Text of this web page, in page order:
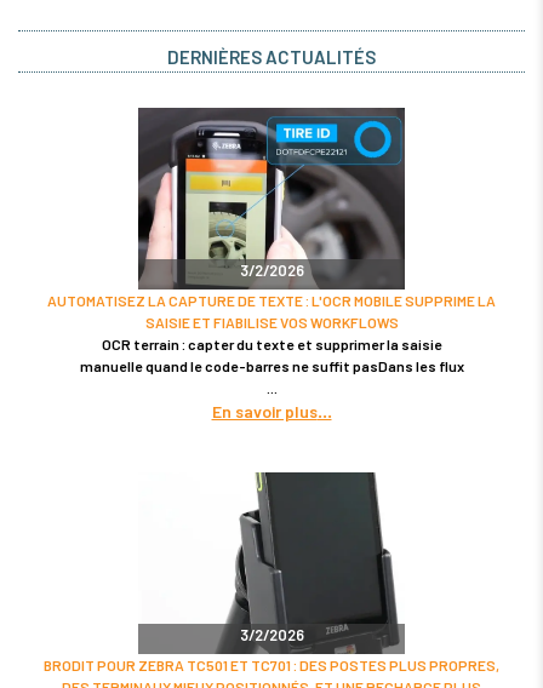
DERNIÈRES ACTUALITÉS
3/2/2026
AUTOMATISEZ LA CAPTURE DE TEXTE : L'OCR MOBILE SUPPRIME LA
SAISIE ET FIABILISE VOS WORKFLOWS
OCR terrain : capter du texte et supprimer la saisie
manuelle quand le code-barres ne suffit pasDans les flux
En savoir plus
3/2/2026
BRODIT POUR ZEBRA TC501 ET TC701 : DES POSTES PLUS PROPRES,